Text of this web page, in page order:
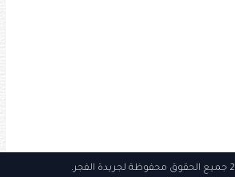
لجريدة الفجر.